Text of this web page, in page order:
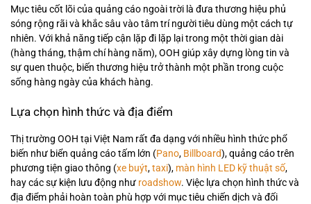
Mục tiêu cốt lõi của quảng cáo ngoài trời là đưa thương hiệu phủ
sóng rộng rãi và khắc sâu vào tâm trí người tiêu dùng một cách tự
nhiên. Với khả năng tiếp cận lặp đi lặp lại trong một thời gian dài
(hàng tháng, thậm chí hàng năm), OOH giúp xây dựng lòng tin và
sự quen thuộc, biến thương hiệu trở thành một phần trong cuộc
sống hàng ngày của khách hàng.
Lựa chọn hình thức và địa điểm
Thị trường OOH tại Việt Nam rất đa dạng với nhiều hình thức phổ
biến như biển quảng cáo tấm lớn (Pano, Billboard), quảng cáo trên
phương tiện giao thông (xe buýt,taxi), màn hình LED kỹ thuật số,
hay các sự kiện lưu động như roadshow. Việc lựa chọn hình thức và
địa điểm phải hoàn toàn phù hợp với mục tiêu chiến dịch và đối